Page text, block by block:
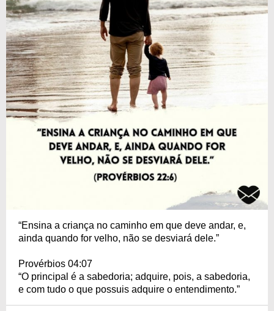
“Ensina a criança no caminho em que deve andar, e,
ainda quando for velho, não se desviará dele.”
Provérbios 04:07
“O principal é a sabedoria; adquire, pois, a sabedoria,
e com tudo o que possuis adquire o entendimento.”